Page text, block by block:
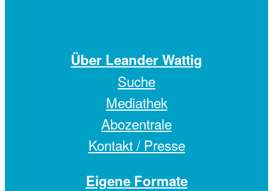
Über Leander Wattig
Suche
Mediathek
Abozentrale
Kontakt / Presse
Eigene Formate